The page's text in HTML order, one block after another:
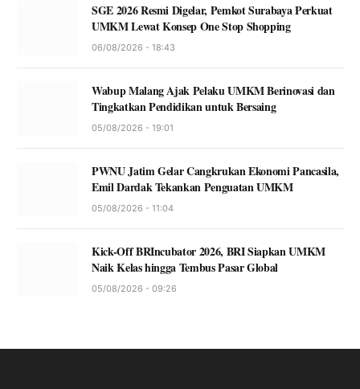
SGE 2026 Resmi Digelar, Pemkot Surabaya Perkuat
UMKM Lewat Konsep One Stop Shopping
06/08/2026 - 18:43
Wabup Malang Ajak Pelaku UMKM Berinovasi dan
Tingkatkan Pendidikan untuk Bersaing
05/08/2026 - 19:01
PWNU Jatim Gelar Cangkrukan Ekonomi Pancasila,
Emil Dardak Tekankan Penguatan UMKM
05/08/2026 - 11:04
Kick-Off BRIncubator 2026, BRI Siapkan UMKM
Naik Kelas hingga Tembus Pasar Global
05/08/2026 - 09:26